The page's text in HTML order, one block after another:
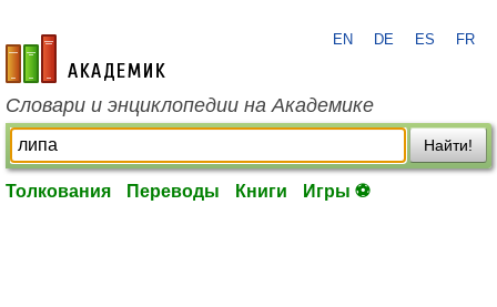
academic.ru
EN DE ES FR
Словари и энциклопедии на Академике
Найти!
Толкования Переводы Книги Игры ⚽